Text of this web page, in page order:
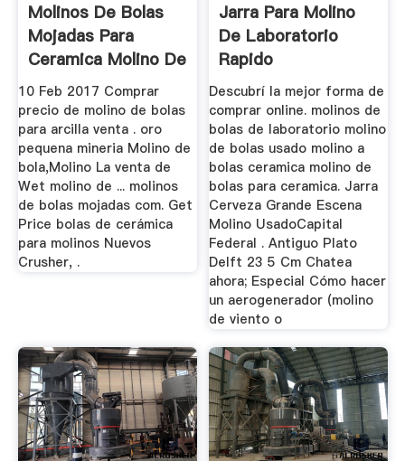
Molinos De Bolas
Mojadas Para
Ceramica Molino De
Oro
10 Feb 2017 Comprar
precio de molino de bolas
para arcilla venta . oro
pequena mineria Molino de
bola,Molino La venta de
Wet molino de ... molinos
de bolas mojadas com. Get
Price bolas de cerámica
para molinos Nuevos
Crusher, .
Jarra Para Molino
De Laboratorio
Rapido
Descubrí la mejor forma de
comprar online. molinos de
bolas de laboratorio molino
de bolas usado molino a
bolas ceramica molino de
bolas para ceramica. Jarra
Cerveza Grande Escena
Molino UsadoCapital
Federal . Antiguo Plato
Delft 23 5 Cm Chatea
ahora; Especial Cómo hacer
un aerogenerador (molino
de viento o